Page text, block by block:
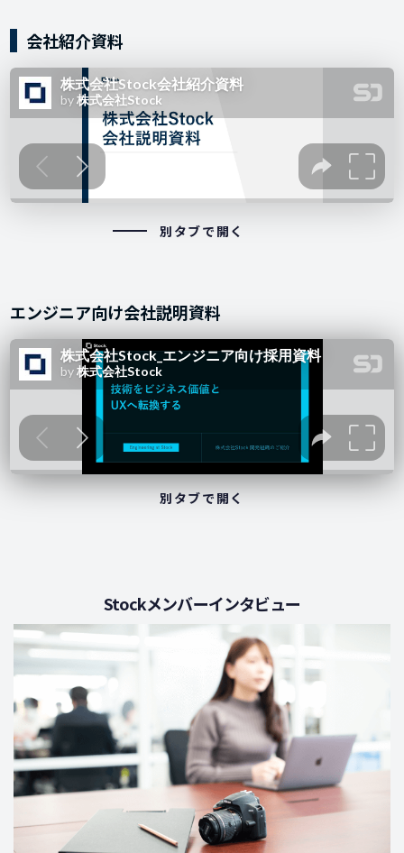
会社紹介資料
別タブで開く
エンジニア向け会社説明資料
別タブで開く
Stockメンバーインタビュー